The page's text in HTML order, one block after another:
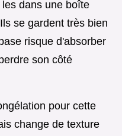
dans une boîte
se gardent très bien
risque d'absorber
son côté
pour cette
change de texture